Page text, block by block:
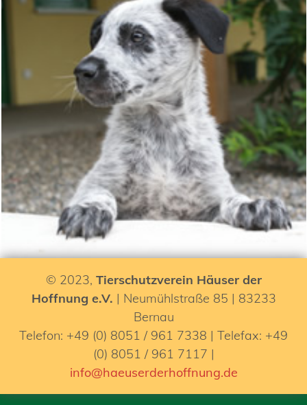
© 2023, Tierschutzverein Häuser der
Hoffnung e.V. | Neumühlstraße 85 | 83233
Bernau
Telefon: +49 (0) 8051 / 961 7338 | Telefax: +49
(0) 8051 / 961 7117 |
info@haeuserderhoffnung.de